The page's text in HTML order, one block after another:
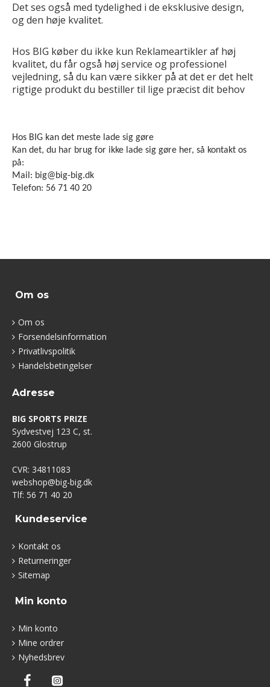
Det ses også med tydelighed i de eksklusive design,
og den høje kvalitet.
Hos BIG køber du ikke kun Reklameartikler af høj
kvalitet, du får også høj service og professionel
vejledning, så du kan være sikker på at det er det helt
rigtige produkt du bestiller til lige præcist dit behov
Hos BIG kan det meste lade sig gøre
Kan det, du har brug for ikke lade sig gøre her, så kontakt os
på:
Mail: big@big-big.dk
Telefon: 56 71 40 20
Om os
Om os
Forsendelsinformation
Privatlivspolitik
Handelsbetingelser
Adresse
BIG SPORTS PRIZE
Sydvestvej 123 C, st.
2600 Glostrup
CVR: 34811083
webshop@big-big.dk
Tlf: 56 71 40 20
Kundeservice
Kontakt os
Returneringer
Sitemap
Min konto
Min konto
Mine ordrer
Nyhedsbrev